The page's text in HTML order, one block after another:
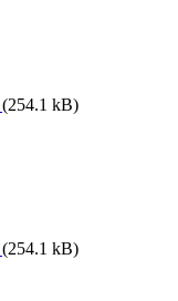
(254.1 kB)
(254.1 kB)